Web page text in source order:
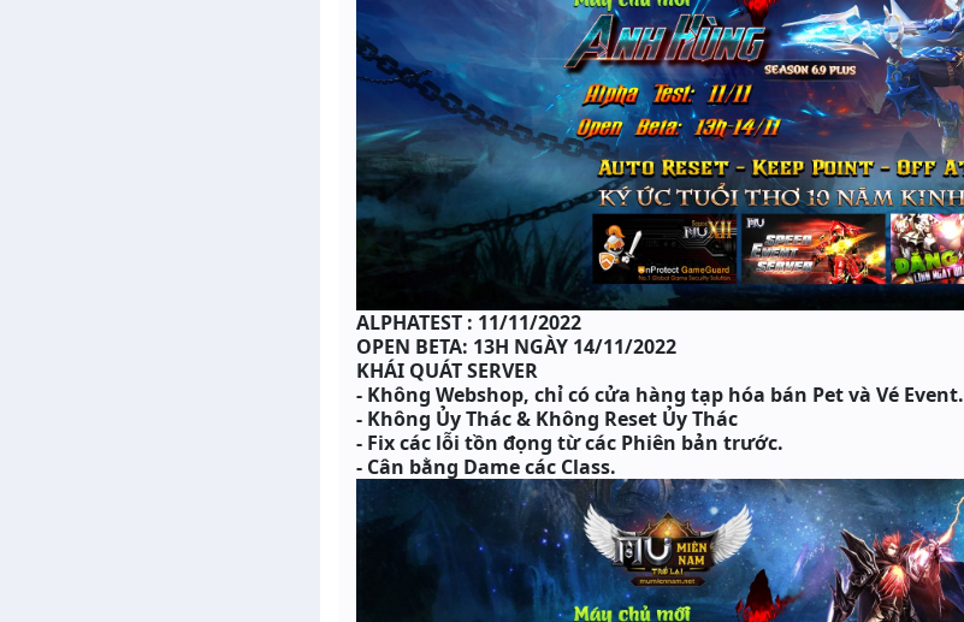
ALPHATEST : 11/11/2022
OPEN BETA: 13H NGÀY 14/11/2022
KHÁI QUÁT SERVER
- Không Webshop, chỉ có cửa hàng tạp hóa bán Pet và Vé Event.
- Không Ủy Thác & Không Reset Ủy Thác
- Fix các lỗi tồn đọng từ các Phiên bản trước.
- Cân bằng Dame các Class.